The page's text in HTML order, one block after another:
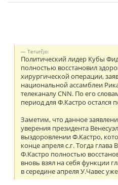
Terurĉjo:
Политический лидер Кубы
полностью восстановил
хирургической операции,
национальной ассамблеи
телеканалу CNN. По его
период для Ф.Кастро остался
Заметим, что данное
уверения президента
выздоровлении Ф.Кастро,
конце апреля с.г. Тогда глава
Ф.Кастро полностью
вновь взял на себя функции
в середине апреля У.Чавес